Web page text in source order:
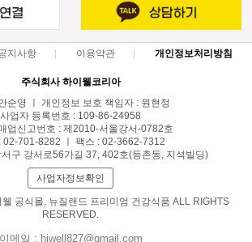
지사항 이용약관 개인정보처리방침
주식회사 하이웰코리아
순영 ㅣ 개인정보 보호 책임자 : 원현정
사업자 등록번호 : 109-86-24958
업신고번호 : 제2010-서울강서-0782호
02-701-8282 ㅣ 팩스 : 02-3662-7312
구 강서로56가길 37, 402호(등촌동, 지석빌딩)
사업자정보확인
공식몰, 뉴질랜드 프리미엄 건강식품 ALL RIGHTS
RESERVED.
이메일 : hiwell827@gmail.com